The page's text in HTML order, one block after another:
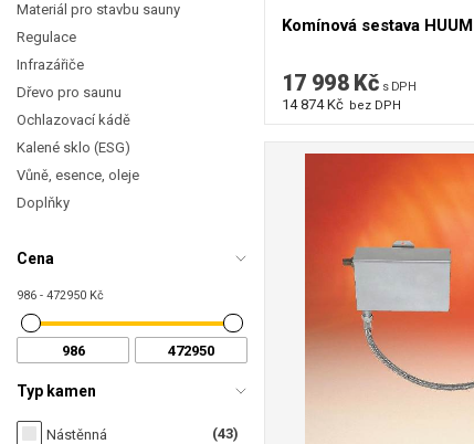
Materiál pro stavbu sauny
Regulace
Infrazářiče
Dřevo pro saunu
Ochlazovací kádě
Kalené sklo (ESG)
Vůně, esence, oleje
Doplňky
Cena
986 - 472950 Kč
Typ kamen
(43)
Nástěnná
Komínová sestava HUUM
17 998 Kč s DPH
14 874 Kč bez DPH